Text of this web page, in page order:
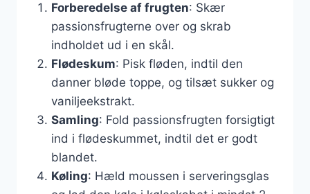
Forberedelse af frugten: Skær
passionsfrugterne over og skrab
indholdet ud i en skål.
Flødeskum: Pisk fløden, indtil den
danner bløde toppe, og tilsæt sukker og
vaniljeekstrakt.
Samling: Fold passionsfrugten forsigtigt
ind i flødeskummet, indtil det er godt
blandet.
Køling: Hæld moussen i serveringsglas